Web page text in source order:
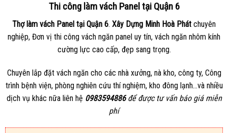
Thi công làm vách Panel tại Quận 6
Thợ làm vách Panel tại Quận 6. Xây Dựng Minh Hoà Phát chuyên
nghiệp, Đơn vị thi công vách ngăn panel uy tín, vách ngăn nhôm kính
cường lực cao cấp, đẹp sang trọng.
Chuyên lắp đặt vách ngăn cho các nhà xưởng, nà kho, công ty, Công
trình bệnh viện, phòng nghiên cứu thí nghiệm, kho đông lạnh…và nhiều
dịch vụ khác nữa liên hệ 0983594886để được tư vấn báo giá miễn
phí